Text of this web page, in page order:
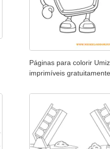
Páginas para colorir
imprimíveis gratuitamente